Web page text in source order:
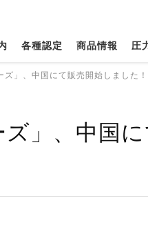
各種認定 商品情報 圧
ズ」、中国にて販売開始しました！
ズ」、中国